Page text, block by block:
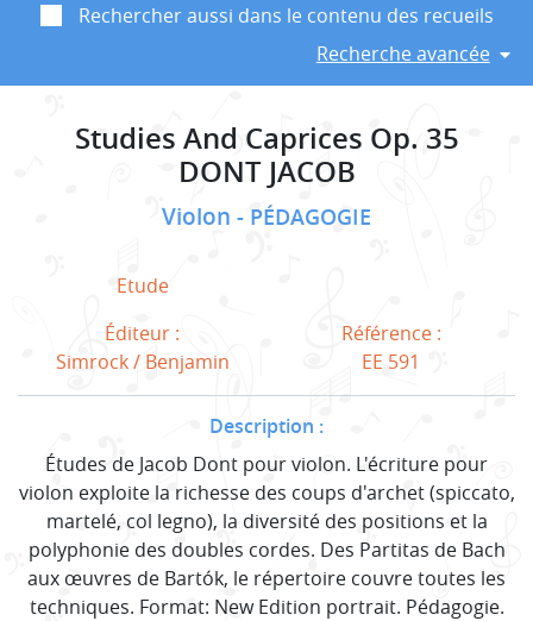
Rechercher aussi dans le contenu des recueils
Recherche avancée
Studies And Caprices Op. 35
DONT JACOB
Violon PÉDAGOGIE
Etude
Éditeur :
Simrock / Benjamin
Référence :
EE 591
Description :
Études de Jacob Dont pour violon. L'écriture pour
violon exploite la richesse des coups d'archet (spiccato,
martelé, col legno), la diversité des positions et la
polyphonie des doubles cordes. Des Partitas de Bach
aux œuvres de Bartók, le répertoire couvre toutes les
techniques. Format: New Edition portrait. Pédagogie.